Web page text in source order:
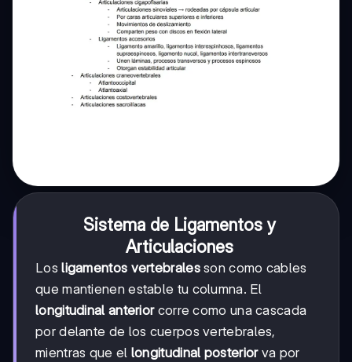
Sistema de Ligamentos y
Articulaciones
Losligamentos vertebralesson como cables
que mantienen estable tu columna. El
longitudinal anteriorcorre como una cascada
por delante de los cuerpos vertebrales,
mientras que el longitudinal posteriorva por